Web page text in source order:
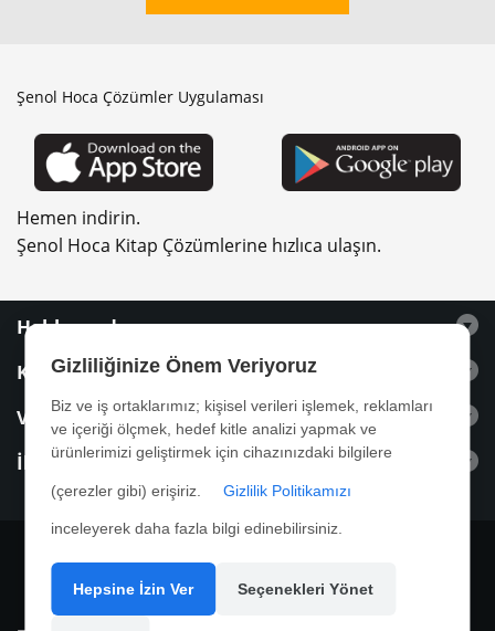
Şenol Hoca Çözümler Uygulaması
Hemen indirin.
Şenol Hoca Kitap Çözümlerine hızlıca ulaşın.
Hakkımızda
Kitaplar
Videolar
İletişim
Gizliliğinize Önem Veriyoruz
Biz ve iş ortaklarımız; kişisel verileri işlemek, reklamları
ve içeriği ölçmek, hedef kitle analizi yapmak ve
ürünlerimizi geliştirmek için cihazınızdaki bilgilere
(çerezler gibi) erişiriz. Gizlilik Politikamızı
inceleyerek daha fazla bilgi edinebilirsiniz.
Hepsine İzin Ver Seçenekleri Yönet